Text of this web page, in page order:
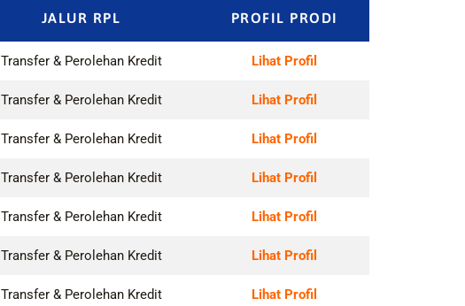
JALUR RPL PROFIL PRODI
Transfer & Perolehan Kredit Lihat Profil
Transfer & Perolehan Kredit Lihat Profil
Transfer & Perolehan Kredit Lihat Profil
Transfer & Perolehan Kredit Lihat Profil
Transfer & Perolehan Kredit Lihat Profil
Transfer & Perolehan Kredit Lihat Profil
Transfer & Perolehan Kredit Lihat Profil